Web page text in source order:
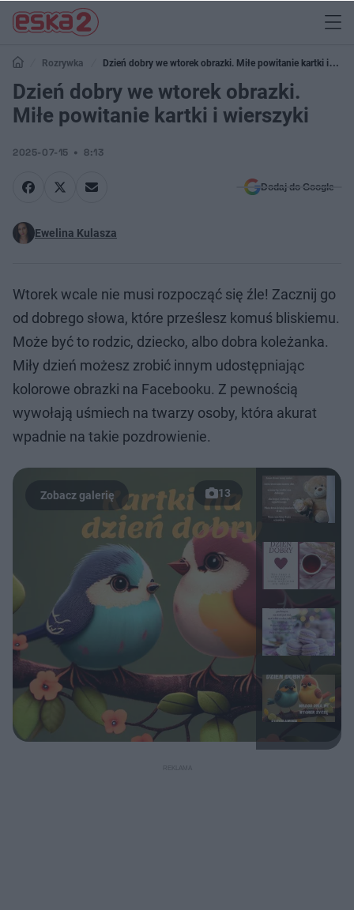
Rozrywka
Dzień dobry we wtorek obrazki. Miłe powitanie kartki i
wierszyki
Dzień dobry we wtorek obrazki.
Miłe powitanie kartki i wierszyki
2025-07-15 8:13
Dodaj do Google
Ewelina Kulasza
Wtorek wcale nie musi rozpocząć się źle! Zacznij go
od dobrego słowa, które prześlesz komuś bliskiemu.
Może być to rodzic, dziecko, albo dobra koleżanka.
Miły dzień możesz zrobić innym udostępniając
kolorowe obrazki na Facebooku. Z pewnością
wywołają uśmiech na twarzy osoby, która akurat
wpadnie na takie pozdrowienie.
13